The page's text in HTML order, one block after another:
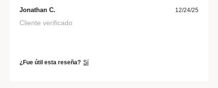
Jonathan C. 12/24/25
Cliente verificado
¿Fue útil esta reseña? Sí